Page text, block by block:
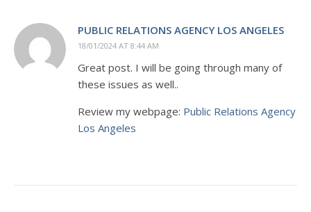
PUBLIC RELATIONS AGENCY LOS ANGELES
18/01/2024 AT 8:44 AM
Great post. I will be going through many of
these issues as well..
Review my webpage: Public Relations Agency
Los Angeles